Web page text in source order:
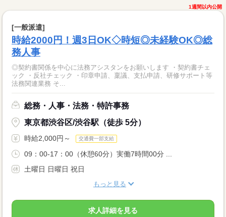
1週間以内公開
[一般派遣]
時給2000円！週3日OK◇時短◎未経験OK◎総
務人事
◎契約書関係を中心に法務アシスタンをお願いします ・契約書チェ
ック ・反社チェック ・印章申請、稟議、支払申請、研修サポート等
法務関連業務 そ...
総務・人事・法務・特許事務
東京都渋谷区/渋谷駅（徒歩 5分）
時給2,000円～ 交通費一部支給
09：00-17：00（休憩60分）実働7時間00分 ...
土曜日 日曜日 祝日
もっと見る
求人詳細を見る